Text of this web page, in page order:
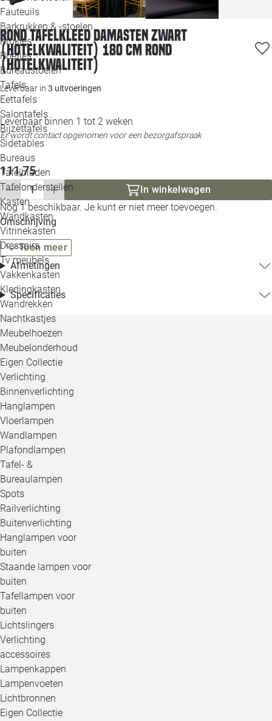
Fauteuils
Barkrukken & -stoelen
Krukjes
Poefjes
Bureaustoelen
Tafels
Eettafels
Salontafels
Bijzettafels
Sidetables
Bureaus
Tafelbladen
Tafelonderstellen
Kasten
Wandkasten
Vitrinekasten
Dressoirs
Tv meubels
Vakkenkasten
Kledingkasten
Wandrekken
Nachtkastjes
Meubelhoezen
Meubelonderhoud
Eigen Collectie
Verlichting
Binnenverlichting
Hanglampen
Vloerlampen
Wandlampen
Plafondlampen
Tafel- &
Bureaulampen
Spots
Railverlichting
Buitenverlichting
Hanglampen voor
buiten
Staande lampen voor
buiten
Tafellampen voor
buiten
Lichtslingers
Verlichting
accessoires
Lampenkappen
Lampenvoeten
Lichtbronnen
Eigen Collectie
Alle
Rond tafelkleed Damasten zwart
(hotelkwaliteit) 180 cm rond
(Hotelkwaliteit)
Leverbaar in 3 uitvoeringen
Leverbaar binnen 1 tot 2 weken
Er wordt contact opgenomen voor een bezorgafspraak
111,75
In winkelwagen
Nog 1 beschikbaar. Je kunt er niet meer toevoegen.
Omschrijving
Toon meer
Afmetingen
Specificaties